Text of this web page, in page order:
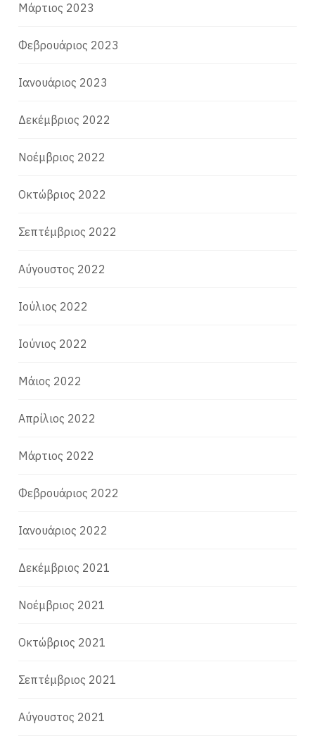
Μάρτιος 2023
Φεβρουάριος 2023
Ιανουάριος 2023
Δεκέμβριος 2022
Νοέμβριος 2022
Οκτώβριος 2022
Σεπτέμβριος 2022
Αύγουστος 2022
Ιούλιος 2022
Ιούνιος 2022
Μάιος 2022
Απρίλιος 2022
Μάρτιος 2022
Φεβρουάριος 2022
Ιανουάριος 2022
Δεκέμβριος 2021
Νοέμβριος 2021
Οκτώβριος 2021
Σεπτέμβριος 2021
Αύγουστος 2021